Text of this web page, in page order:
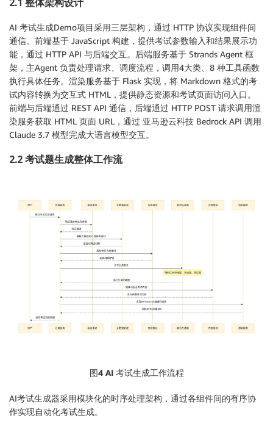
2.1 整体架构设计
AI 考试生成Demo项目采用三层架构，通过 HTTP 协议实现组件间
通信。前端基于 JavaScript 构建，提供考试参数输入和结果展示功
能，通过 HTTP API 与后端交互。后端服务基于 Strands Agent 框
架，主Agent 负责处理请求、调度流程，调用4大类、8 种工具函数
执行具体任务。渲染服务基于 Flask 实现，将 Markdown 格式的考
试内容转换为交互式 HTML，提供静态资源和考试页面访问入口。
前端与后端通过 REST API 通信，后端通过 HTTP POST 请求调用渲
染服务获取 HTML 页面 URL，通过 亚马逊云科技 Bedrock API 调用
Claude 3.7 模型完成大语言模型交互。
2.2 考试题生成整体工作流
图4 AI 考试生成工作流程
AI考试生成器采用模块化的时序处理架构，通过各组件间的有序协
作实现自动化考试生成。